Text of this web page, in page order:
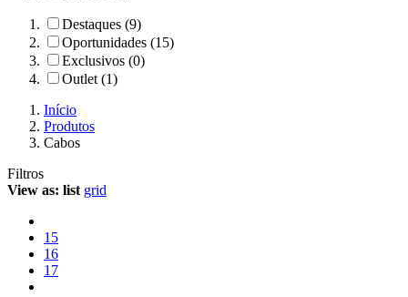
Destaques (9)
Oportunidades (15)
Exclusivos (0)
Outlet (1)
Início
Produtos
Cabos
Filtros
View as: list grid
15
16
17